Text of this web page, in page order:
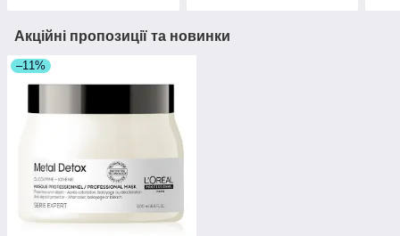
Акційні пропозиції та новинки
–11%